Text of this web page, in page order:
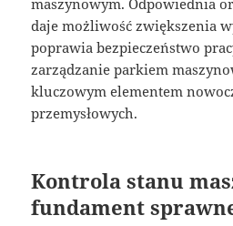
daje możliwość zwiększenia
poprawia bezpieczeństwo
zarządzanie parkiem
kluczowym elementem
przemysłowych.
Kontrola stanu
fundament